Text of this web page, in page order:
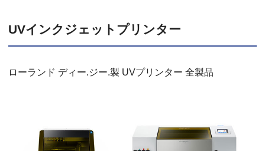
UVインクジェットプリンター
ローランド ディー.ジー.製 UVプリンター 全製品